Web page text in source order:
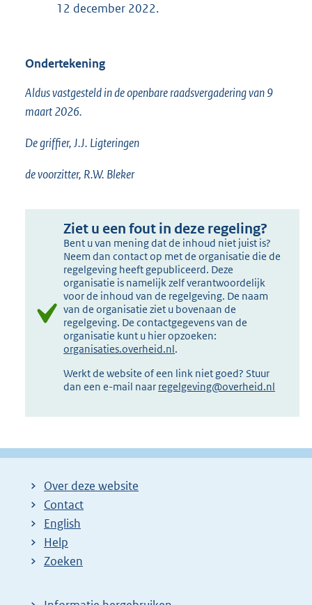
12 december 2022.
Ondertekening
Aldus vastgesteld in de openbare raadsvergadering van 9
maart 2026.
De griffier, J.J. Ligteringen
de voorzitter, R.W. Bleker
Ziet u een fout in deze regeling?
Bent u van mening dat de inhoud niet juist is?
Neem dan contact op met de organisatie die de
regelgeving heeft gepubliceerd. Deze
organisatie is namelijk zelf verantwoordelijk
voor de inhoud van de regelgeving. De naam
van de organisatie ziet u bovenaan de
regelgeving. De contactgegevens van de
organisatie kunt u hier opzoeken:
organisaties.overheid.nl.
Werkt de website of een link niet goed? Stuur
dan een e-mail naar regelgeving@overheid.nl
Over deze website
Contact
English
Help
Zoeken